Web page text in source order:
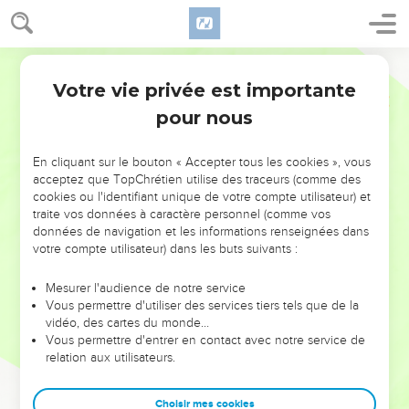
NE MANQUEZ PAS L’ÉVÉNEMENT
DE L’ANNÉE !
ET SI LEURS ERREURS POUVAIENT VOUS ÉVITER LES
VOTRES ?
leur foi ou leur vision. Mais on voit moins les doutes, les erreurs
et les saisons difficiles qu'ils ont traversés, alors même que ce
sont elles qui les ont façonnés.
Dans cette conférence, leaders, entrepreneurs, et responsables
clés pour avancer avec plus de sagesse afin que leurs erreurs
Votre vie privée est importante
pour nous
En cliquant sur le bouton « Accepter tous les cookies », vous
acceptez que TopChrétien utilise des traceurs (comme des
cookies ou l'identifiant unique de votre compte utilisateur) et
traite vos données à caractère personnel (comme vos
données de navigation et les informations renseignées dans
votre compte utilisateur) dans les buts suivants :
Mesurer l'audience de notre service
Vous permettre d'utiliser des services tiers tels que de la
vidéo, des cartes du monde…
Vous permettre d'entrer en contact avec notre service de
relation aux utilisateurs.
Choisir mes cookies